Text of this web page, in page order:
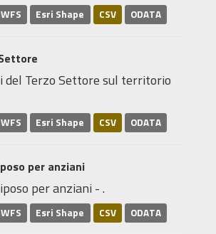
WFS Esri Shape CSV ODATA
del Terzo Settore sul territorio
WFS Esri Shape CSV ODATA
per anziani
per anziani - .
WFS Esri Shape CSV ODATA